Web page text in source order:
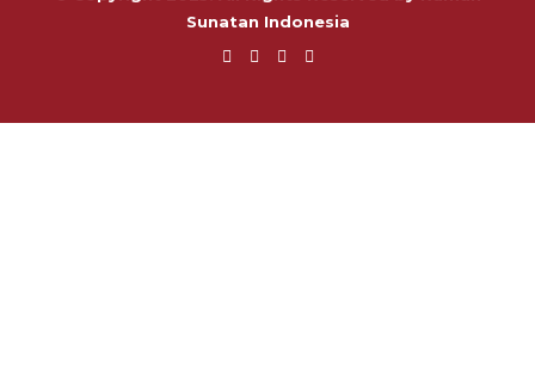
Sunatan Indonesia